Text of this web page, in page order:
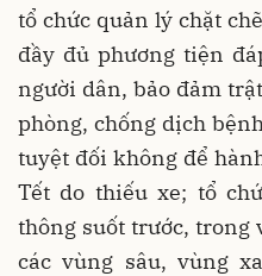
tổ chức quản lý chặt
đầy đủ phương tiện
người dân, bảo đảm
phòng, chống dịch
tuyệt đối không để
Tết do thiếu xe; tổ
thông suốt trước, trong
các vùng sâu, vùng